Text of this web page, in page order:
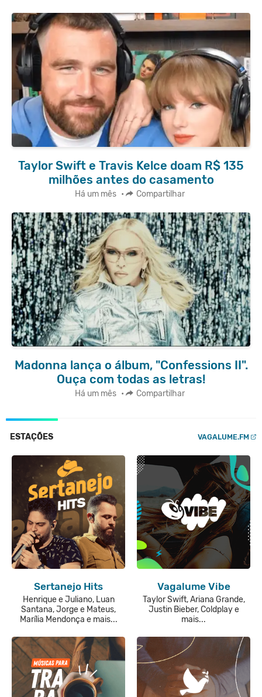
Taylor Swift e Travis Kelce doam R$ 135
milhões antes do casamento
Há um mês • Compartilhar
Madonna lança o álbum, "Confessions II".
Ouça com todas as letras!
Há um mês • Compartilhar
ESTAÇÕES VAGALUME.FM
Sertanejo Hits
Henrique e Juliano, Luan
Santana, Jorge e Mateus,
Marília Mendonça e mais...
Vagalume Vibe
Taylor Swift, Ariana Grande,
Justin Bieber, Coldplay e
mais...